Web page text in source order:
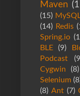
Maven
(15)
(14) Redis
Spring.io
BLE
(9)
Podcast
Cygwin
(8)
Selenium
(8) Ant (7)